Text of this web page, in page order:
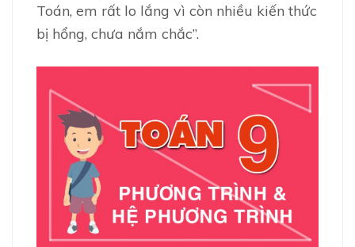
Toán, em rất lo lắng vì còn nhiều kiến thức
bị hổng, chưa nắm chắc”.